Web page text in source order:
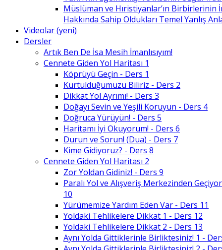
Müslüman ve Hıristiyanlar’ın Birbirlerinin
Hakkında Sahip Oldukları Temel Yanlış
Videolar (yeni)
Dersler
Artık Ben De İsa Mesih İmanlısıyım!
Cennete Giden Yol Haritası 1
Köprüyü Geçin - Ders 1
Kurtulduğumuzu Biliriz - Ders 2
Dikkat Yol Ayrımı! - Ders 3
Doğayı Sevin ve Yeşili Koruyun - Ders 4
Doğruca Yürüyün! - Ders 5
Haritamı İyi Okuyorum! - Ders 6
Durun ve Sorun! (Dua) - Ders 7
Kime Gidiyoruz? - Ders 8
Cennete Giden Yol Haritası 2
Zor Yoldan Gidiniz! - Ders 9
Paralı Yol ve Alışveriş Merkezinden
10
Yürümemize Yardım Eden Var - Ders 11
Yoldaki Tehlikelere Dikkat 1 - Ders 12
Yoldaki Tehlikelere Dikkat 2 - Ders 13
Aynı Yolda Gittiklerinle Birliktesiniz! 1 -